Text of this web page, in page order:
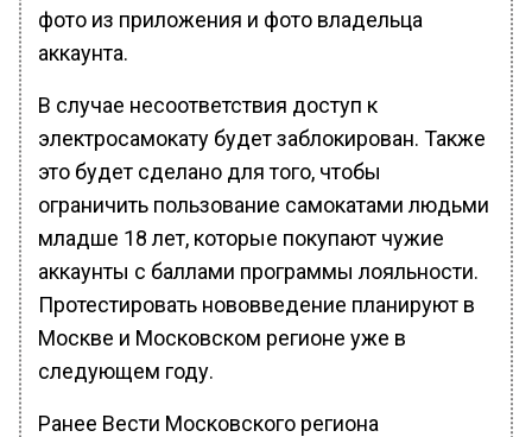
фото из приложения и фото владельца
аккаунта.
В случае несоответствия доступ к
электросамокату будет заблокирован. Также
это будет сделано для того, чтобы
ограничить пользование самокатами людьми
младше 18 лет, которые покупают чужие
аккаунты с баллами программы лояльности.
Протестировать нововведение планируют в
Москве и Московском регионе уже в
следующем году.
Ранее Вести Московского региона